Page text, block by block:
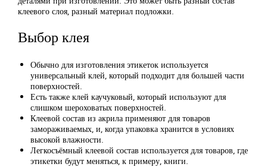
клеевого слоя, разный материал подложки.
Выбор клея
Обычно для изготовления этикеток используется
универсальный клей, который подходит для большей части
поверхностей.
Есть также клей каучуковый, который используют для
слишком шероховатых поверхностей.
Клеевой состав из акрила применяют для товаров
замораживаемых, и, когда упаковка хранится в условиях
высокой влажности.
Легкосъёмный клеевой состав используется для товаров, где
этикетки будут меняться, к примеру, книги.